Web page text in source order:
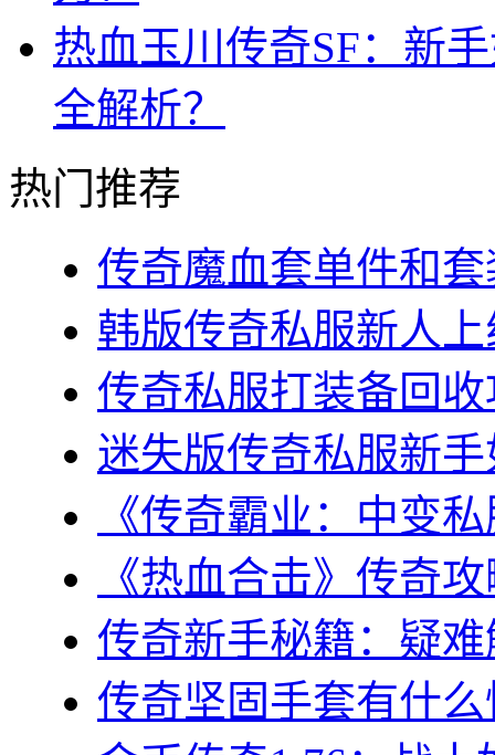
热血玉川传奇SF：新
全解析？
热门推荐
传奇魔血套单件和
韩版传奇私服新人
传奇私服打装备回
迷失版传奇私服新
《传奇霸业：中变
《热血合击》传奇
传奇新手秘籍：疑
传奇坚固手套有什么